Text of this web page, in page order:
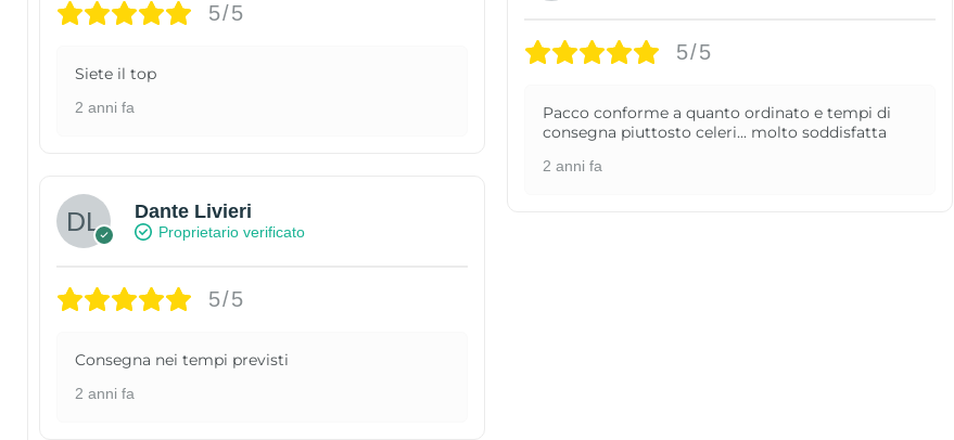
5/5
Siete il top
2 anni fa
Dante Livieri
Proprietario verificato
5/5
Consegna nei tempi previsti
2 anni fa
5/5
Pacco conforme a quanto ordinato e tempi di
consegna piuttosto celeri... molto soddisfatta
2 anni fa